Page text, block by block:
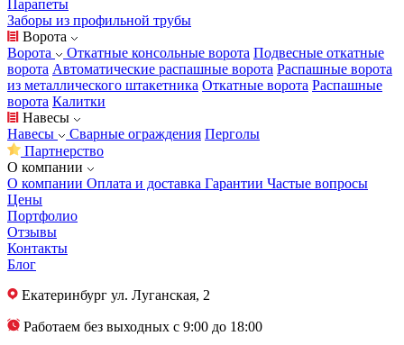
Парапеты
Заборы из профильной трубы
Ворота
Ворота
Откатные консольные ворота Подвесные откатные
ворота Автоматические распашные ворота Распашные ворота
из металлического штакетника Откатные ворота Распашные
ворота Калитки
Навесы
Навесы
Сварные ограждения Перголы
Партнерство
О компании
О компании Оплата и доставка Гарантии Частые вопросы
Цены
Портфолио
Отзывы
Контакты
Блог
Екатеринбург ул. Луганская, 2
Работаем без выходных с 9:00 до 18:00